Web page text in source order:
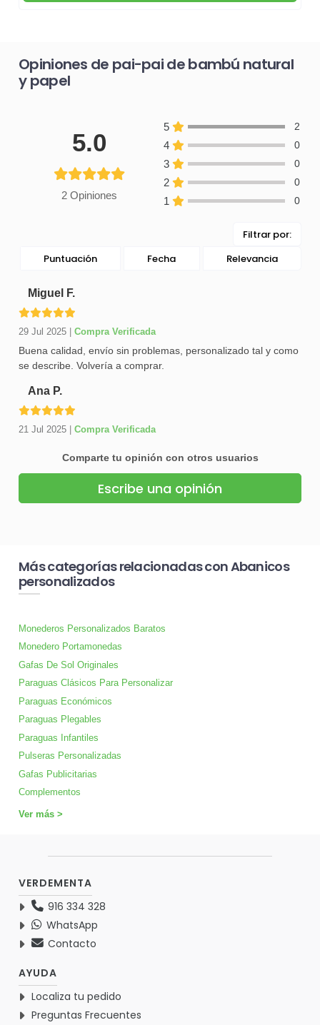
Opiniones de pai-pai de bambú natural
y papel
5.0
2 Opiniones
5 2
4 0
3 0
2 0
1 0
Filtrar por:
Puntuación
Fecha Relevancia
Miguel F.
29 Jul 2025 Compra Verificada
Buena calidad, envío sin problemas, personalizado tal y como
se describe. Volvería a comprar.
Ana P.
21 Jul 2025 Compra Verificada
Comparte tu opinión con otros usuarios
Escribe una opinión
Más categorías relacionadas con Abanicos
personalizados
Monederos Personalizados Baratos
Monedero Portamonedas
Gafas De Sol Originales
Paraguas Clásicos Para Personalizar
Paraguas Económicos
Paraguas Plegables
Paraguas Infantiles
Pulseras Personalizadas
Gafas Publicitarias
Complementos
Ver más >
VERDEMENTA
916 334 328
WhatsApp
Contacto
AYUDA
Localiza tu pedido
Preguntas Frecuentes